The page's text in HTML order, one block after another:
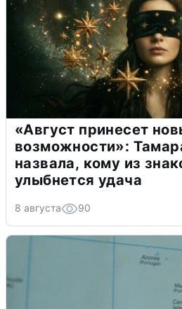
«Август принесет
возможности»:
назвала, кому из
улыбнется удача
8 августа 90